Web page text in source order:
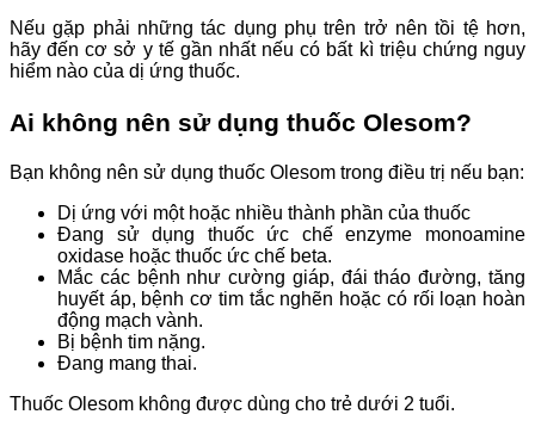
Nếu gặp phải những tác dụng phụ trên trở nên tồi tệ hơn,
hãy đến cơ sở y tế gần nhất nếu có bất kì triệu chứng nguy
hiểm nào của dị ứng thuốc.
Ai không nên sử dụng thuốc Olesom?
Bạn không nên sử dụng thuốc Olesom trong điều trị nếu bạn:
Dị ứng với một hoặc nhiều thành phần của thuốc
Đang sử dụng thuốc ức chế enzyme monoamine
oxidase hoặc thuốc ức chế beta.
Mắc các bệnh như cường giáp, đái tháo đường, tăng
huyết áp, bệnh cơ tim tắc nghẽn hoặc có rối loạn hoàn
động mạch vành.
Bị bệnh tim nặng.
Đang mang thai.
Thuốc Olesom không được dùng cho trẻ dưới 2 tuổi.